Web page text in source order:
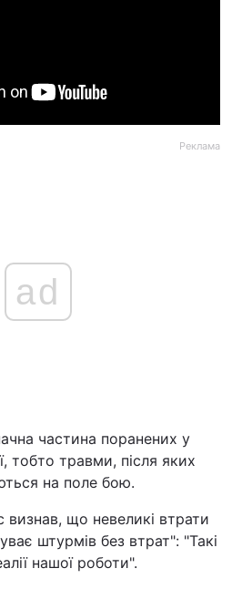
Реклама
ad
частина поранених у
тобто травми, після яких
на поле бою.
що невеликі втрати
штурмів без втрат": "Такі
нашої роботи".